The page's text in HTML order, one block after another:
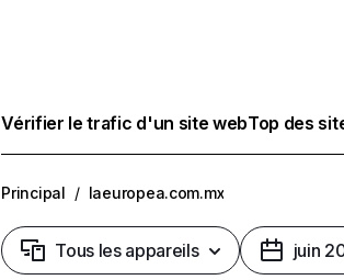
Vérifier le trafic d'un site webTop des
Principal / laeuropea.com.mx
Tous les appareils juin